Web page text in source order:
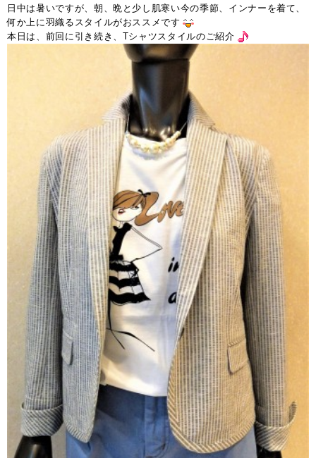
日中は暑いですが、朝、晩と少し肌寒い今の季節、インナーを着て、
何か上に羽織るスタイルがおススメです
本日は、前回に引き続き、Tシャツスタイルのご紹介